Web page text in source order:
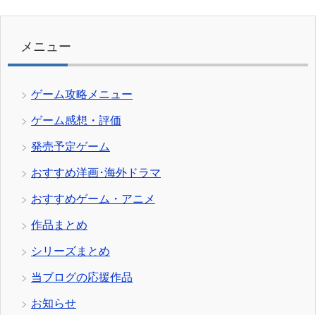
リ
メニュー
ゲーム攻略メニュー
ゲーム感想・評価
発売予定ゲーム
おすすめ洋画･海外ドラマ
おすすめゲーム・アニメ
作品まとめ
シリーズまとめ
当ブログの応援作品
お知らせ